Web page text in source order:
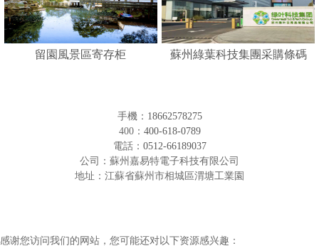
留園風景區寄存柜
蘇州綠葉科技集團采購條碼
手機： 18662578275
400： 400-618-0789
電話： 0512-66189037
公司：蘇州嘉易特電子科技有限公司
地址：江蘇省蘇州市相城區渭塘工業園
感谢您访问我们的网站，您可能还对以下资源感兴趣：